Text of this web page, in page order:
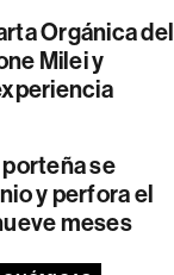
Orgánica del
Milei y
se
y perfora el
meses